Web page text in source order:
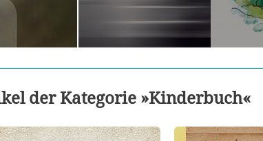
der Kategorie »Kinderbuch«